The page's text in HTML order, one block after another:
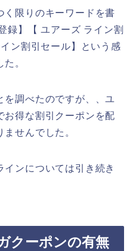
く限りのキーワードを書
録】【 ユアーズ ライン割
ン割引セール】という感
。
を調べたのですが、、ユ
お得な割引クーポンを配
せんでした。
ンについては引き続き
クーポンの有無